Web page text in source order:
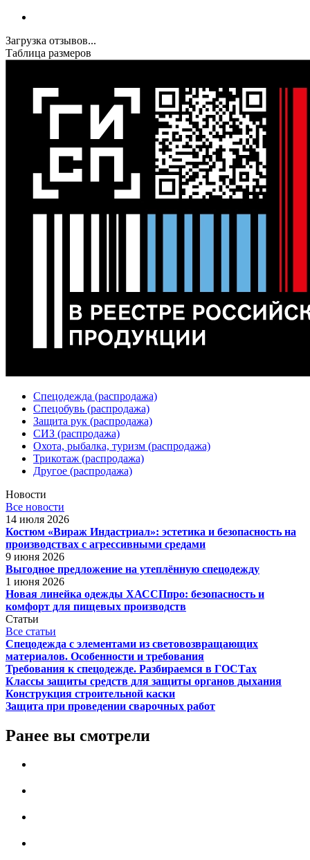
Загрузка отзывов...
Таблица размеров
Спецодежда (распродажа)
Спецобувь (распродажа)
Защита рук (распродажа)
СИЗ (распродажа)
Охота, рыбалка, туризм (распродажа)
Трикотаж (распродажа)
Другое (распродажа)
Новости
Все новости
14 июля 2026
Костюм «Вираж Индастриал»: эстетика и безопасность на
производствах с агрессивными средами
9 июня 2026
Выгодное предложение на утеплённую спецодежду
1 июня 2026
Новая линейка одежды ХАССПпро: безопасность и
комфорт для пищевых производств
Статьи
Все статьи
Спецодежда с элементами из световозвращающих
материалов. Особенности и требования
Требования к спецодежде. Разбираемся в ГОСТах
Классы защиты средств для защиты органов дыхания
Конструкция строительной каски
Защита при проведении сварочных работ
Ранее вы смотрели